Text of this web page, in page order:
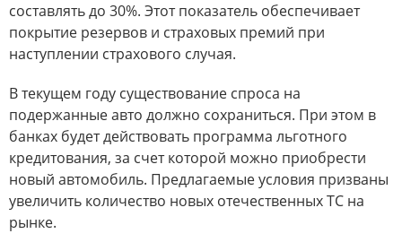
составлять до 30%. Этот показатель обеспечивает
покрытие резервов и страховых премий при
наступлении страхового случая.
В текущем году существование спроса на
подержанные авто должно сохраниться. При этом в
банках будет действовать программа льготного
кредитования, за счет которой можно приобрести
новый автомобиль. Предлагаемые условия призваны
увеличить количество новых отечественных ТС на
рынке.